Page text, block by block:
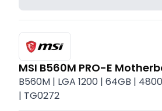
MSI B560M PRO-E
B560M | LGA 1200​ | 64GB |
| TG0272